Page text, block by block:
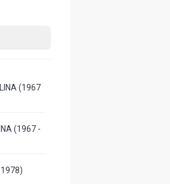
(1967
(1967 -
1978)